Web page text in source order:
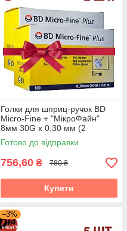
Голки для шприц-ручок BD
Micro-Fine + "МікроФайн"
8мм 30G x 0,30 мм (2
упаковки)
Готово до відправки
756,60 ₴ 780 ₴
Купити
–3%